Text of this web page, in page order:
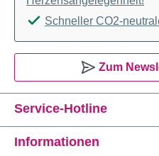
Service-Hotline
Informationen
Schneller CO2-
Zum